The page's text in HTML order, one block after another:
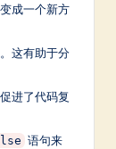
成一个新方
这有助于分
进了代码复
语句来